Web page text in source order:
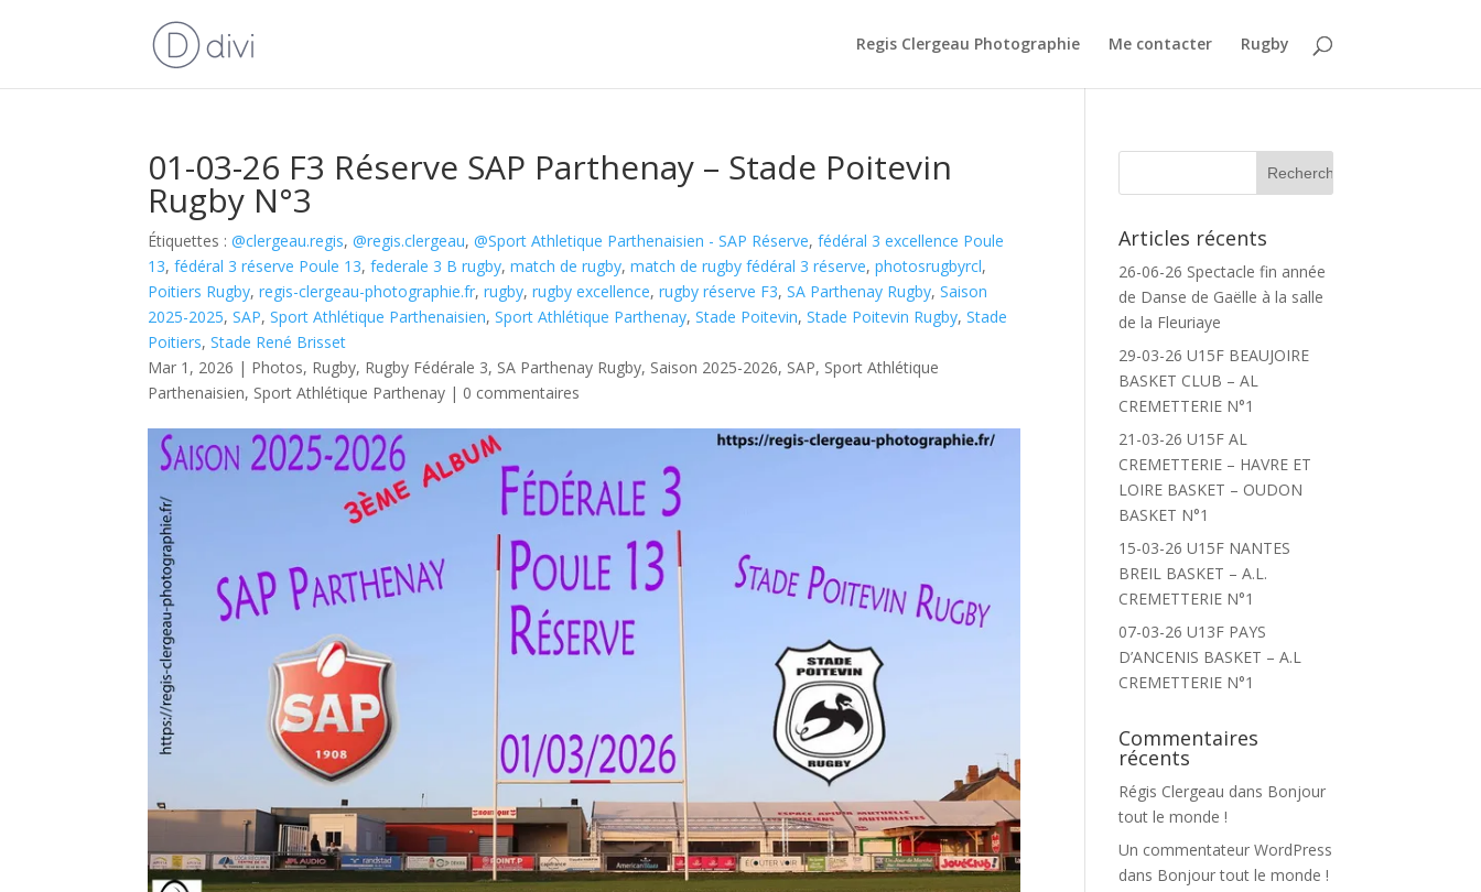
Regis Clergeau Photographie Me contacter Rugby
01-03-26 F3 Réserve SAP Parthenay – Stade Poitevin
Rugby N°3
Étiquettes :@clergeau.regis,@regis.clergeau,@Sport Athletique Parthenaisien - SAP Réserve,fédéral 3 excellence Poule
13,fédéral 3 réserve Poule 13,federale 3 B rugby,match de rugby,match de rugby fédéral 3 réserve,photosrugbyrcl,
Poitiers Rugby,regis-clergeau-photographie.fr,rugby,rugby excellence,rugby réserve F3,SA Parthenay Rugby,Saison
2025-2025,SAP,Sport Athlétique Parthenaisien,Sport Athlétique Parthenay,Stade Poitevin,Stade Poitevin Rugby,Stade
Poitiers,Stade René Brisset
Mar 1, 2026 | Photos, Rugby, Rugby Fédérale 3, SA Parthenay Rugby, Saison 2025-2026, SAP, Sport Athlétique
Parthenaisien, Sport Athlétique Parthenay | 0 commentaires
Articles récents
26-06-26 Spectacle fin année
de Danse de Gaëlle à la salle
de la Fleuriaye
29-03-26 U15F BEAUJOIRE
BASKET CLUB – AL
CREMETTERIE N°1
21-03-26 U15F AL
CREMETTERIE – HAVRE ET
LOIRE BASKET – OUDON
BASKET N°1
15-03-26 U15F NANTES
BREIL BASKET – A.L.
CREMETTERIE N°1
07-03-26 U13F PAYS
D’ANCENIS BASKET – A.L
CREMETTERIE N°1
Commentaires
récents
Régis Clergeau dans Bonjour
tout le monde !
Un commentateur WordPress
dans Bonjour tout le monde !